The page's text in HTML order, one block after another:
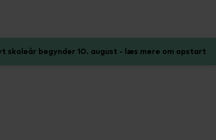
skoleår begynder 10. august - læs mere om opstart